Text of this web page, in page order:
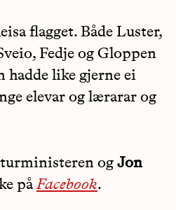
flagget. Både Luster,
Fedje og Gloppen
hadde like gjerne ei
elevar og lærarar og
og Jon
påFacebook.